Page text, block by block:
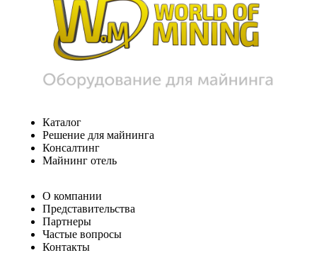
Каталог
Решение для майнинга
Консалтинг
Майнинг отель
О компании
Представительства
Партнеры
Частые вопросы
Контакты